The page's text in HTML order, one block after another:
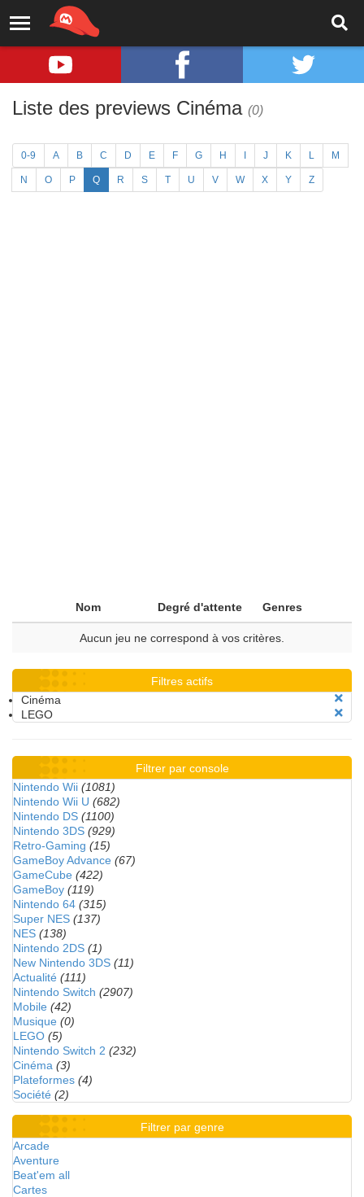
Liste des previews Cinéma (0)
0-9 A B C D E F G H J K L M
N O P Q R S T U V W X Y Z
Nom Degré d'attente Genres
Aucun jeu ne correspond à vos critères.
Filtres actifs
Cinéma
LEGO
Filtrer par console
Nintendo Wii (1081)
Nintendo Wii U (682)
Nintendo DS (1100)
Nintendo 3DS (929)
Retro-Gaming (15)
GameBoy Advance (67)
GameCube (422)
GameBoy (119)
Nintendo 64 (315)
Super NES (137)
NES (138)
Nintendo 2DS (1)
New Nintendo 3DS (11)
Actualité (111)
Nintendo Switch (2907)
Mobile (42)
Musique (0)
LEGO (5)
Nintendo Switch 2 (232)
Cinéma (3)
Plateformes (4)
Société (2)
Filtrer par genre
Arcade
Aventure
Beat'em all
Cartes